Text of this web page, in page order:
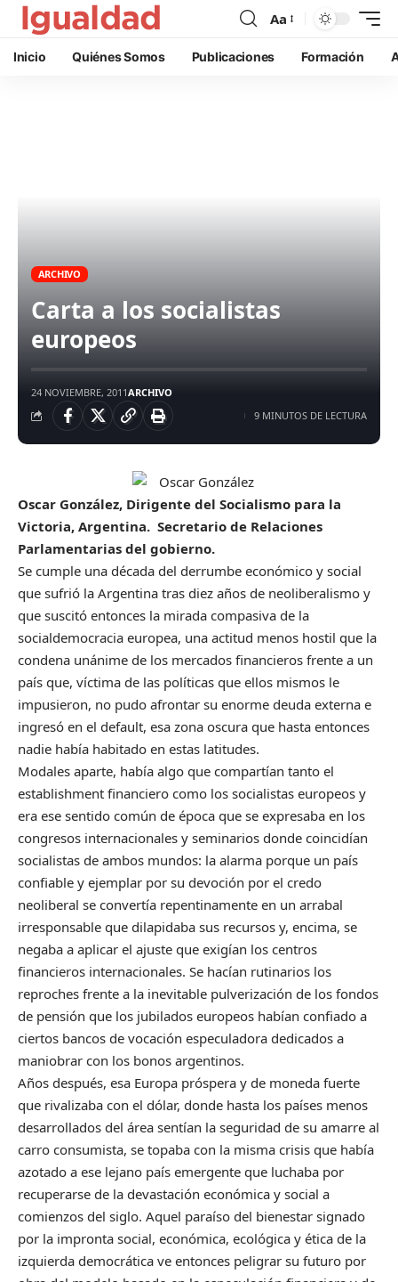
Aa
Inicio Quiénes Somos Publicaciones Formación
ARCHIVO
Carta a los socialistas
europeos
24 NOVIEMBRE, 2011ARCHIVO
9 MINUTOS DE LECTURA
Oscar González, Dirigente del Socialismo para la
Victoria, Argentina. Secretario de Relaciones
Parlamentarias del gobierno.
Se cumple una década del derrumbe económico y social
que sufrió la Argentina tras diez años de neoliberalismo y
que suscitó entonces la mirada compasiva de la
socialdemocracia europea, una actitud menos hostil que la
condena unánime de los mercados financieros frente a un
país que, víctima de las políticas que ellos mismos le
impusieron, no pudo afrontar su enorme deuda externa e
ingresó en el default, esa zona oscura que hasta entonces
nadie había habitado en estas latitudes.
Modales aparte, había algo que compartían tanto el
establishment financiero como los socialistas europeos y
era ese sentido común de época que se expresaba en los
congresos internacionales y seminarios donde coincidían
socialistas de ambos mundos: la alarma porque un país
confiable y ejemplar por su devoción por el credo
neoliberal se convertía repentinamente en un arrabal
irresponsable que dilapidaba sus recursos y, encima, se
negaba a aplicar el ajuste que exigían los centros
financieros internacionales. Se hacían rutinarios los
reproches frente a la inevitable pulverización de los fondos
de pensión que los jubilados europeos habían confiado a
ciertos bancos de vocación especuladora dedicados a
maniobrar con los bonos argentinos.
Años después, esa Europa próspera y de moneda fuerte
que rivalizaba con el dólar, donde hasta los países menos
desarrollados del área sentían la seguridad de su amarre al
carro consumista, se topaba con la misma crisis que había
azotado a ese lejano país emergente que luchaba por
recuperarse de la devastación económica y social a
comienzos del siglo. Aquel paraíso del bienestar signado
por la impronta social, económica, ecológica y ética de la
izquierda democrática ve entonces peligrar su futuro por